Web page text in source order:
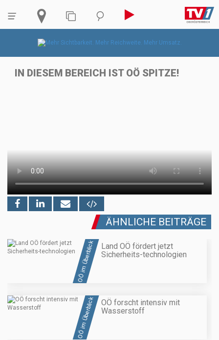
IN DIESEM BEREICH IST OÖ SPITZE!
ÄHNLICHE BEITRÄGE
OÖ im Überblick
Land OÖ fördert jetzt
Sicherheits-technologien
OÖ im Überblick
OÖ forscht intensiv mit
Wasserstoff